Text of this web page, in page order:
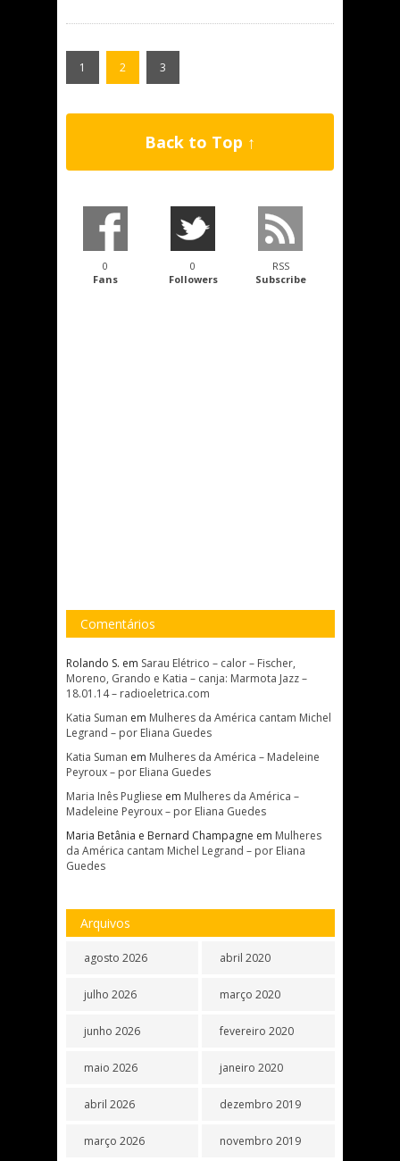
1 2 3
Back to Top ↑
0
Fans
0
Followers
RSS
Subscribe
Comentários
Rolando S. em Sarau Elétrico – calor – Fischer,
Moreno, Grando e Katia – canja: Marmota Jazz –
18.01.14 – radioeletrica.com
Katia Suman em Mulheres da América cantam Michel
Legrand – por Eliana Guedes
Katia Suman em Mulheres da América – Madeleine
Peyroux – por Eliana Guedes
Maria Inês Pugliese em Mulheres da América –
Madeleine Peyroux – por Eliana Guedes
Maria Betânia e Bernard Champagne em Mulheres
da América cantam Michel Legrand – por Eliana
Guedes
Arquivos
agosto 2026
julho 2026
junho 2026
maio 2026
abril 2026
março 2026
abril 2020
março 2020
fevereiro 2020
janeiro 2020
dezembro 2019
novembro 2019